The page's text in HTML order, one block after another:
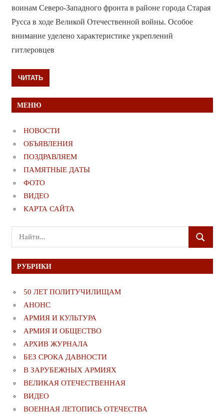
воинам Северо-Западного фронта в районе города Старая
Русса в ходе Великой Отечественной войны. Особое
внимание уделено характеристике укреплений
гитлеровцев
ЧИТАТЬ
МЕНЮ
НОВОСТИ
ОБЪЯВЛЕНИЯ
ПОЗДРАВЛЯЕМ
ПАМЯТНЫЕ ДАТЫ
ФОТО
ВИДЕО
КАРТА САЙТА
Поиск
для:
ПОИСК
РУБРИКИ
50 ЛЕТ ПОЛИТУЧИЛИЩАМ
АНОНС
АРМИЯ И КУЛЬТУРА
АРМИЯ И ОБЩЕСТВО
АРХИВ ЖУРНАЛА
БЕЗ СРОКА ДАВНОСТИ
В ЗАРУБЕЖНЫХ АРМИЯХ
ВЕЛИКАЯ ОТЕЧЕСТВЕННАЯ
ВИДЕО
ВОЕННАЯ ЛЕТОПИСЬ ОТЕЧЕСТВА